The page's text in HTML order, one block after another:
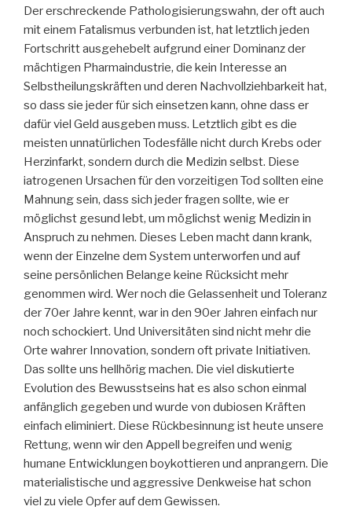
Der erschreckende Pathologisierungswahn, der oft auch
mit einem Fatalismus verbunden ist, hat letztlich jeden
Fortschritt ausgehebelt aufgrund einer Dominanz der
mächtigen Pharmaindustrie, die kein Interesse an
Selbstheilungskräften und deren Nachvollziehbarkeit hat,
so dass sie jeder für sich einsetzen kann, ohne dass er
dafür viel Geld ausgeben muss. Letztlich gibt es die
meisten unnatürlichen Todesfälle nicht durch Krebs oder
Herzinfarkt, sondern durch die Medizin selbst. Diese
iatrogenen Ursachen für den vorzeitigen Tod sollten eine
Mahnung sein, dass sich jeder fragen sollte, wie er
möglichst gesund lebt, um möglichst wenig Medizin in
Anspruch zu nehmen. Dieses Leben macht dann krank,
wenn der Einzelne dem System unterworfen und auf
seine persönlichen Belange keine Rücksicht mehr
genommen wird. Wer noch die Gelassenheit und Toleranz
der 70er Jahre kennt, war in den 90er Jahren einfach nur
noch schockiert. Und Universitäten sind nicht mehr die
Orte wahrer Innovation, sondern oft private Initiativen.
Das sollte uns hellhörig machen. Die viel diskutierte
Evolution des Bewusstseins hat es also schon einmal
anfänglich gegeben und wurde von dubiosen Kräften
einfach eliminiert. Diese Rückbesinnung ist heute unsere
Rettung, wenn wir den Appell begreifen und wenig
humane Entwicklungen boykottieren und anprangern. Die
materialistische und aggressive Denkweise hat schon
viel zu viele Opfer auf dem Gewissen.